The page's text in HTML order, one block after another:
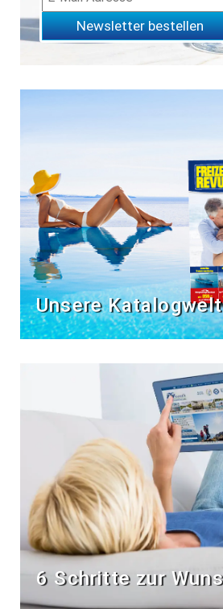
Newsletter bestellen
Unsere Katalogwelt
6 Schritte zur